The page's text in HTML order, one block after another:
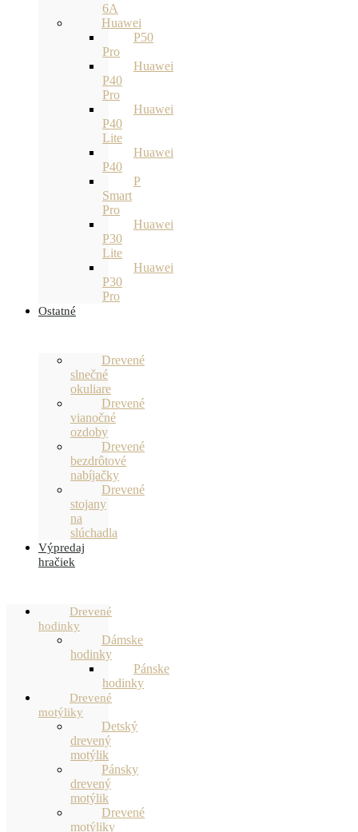
6A
Huawei
P50
Pro
Huawei
P40
Pro
Huawei
P40
Lite
Huawei
P40
P
Smart
Pro
Huawei
P30
Lite
Huawei
P30
Pro
Ostatné
Drevené
slnečné
okuliare
Drevené
vianočné
ozdoby
Drevené
bezdrôtové
nabíjačky
Drevené
stojany
na
slúchadla
Výpredaj
hračiek
Drevené
hodinky
Dámske
hodinky
Pánske
hodinky
Drevené
motýliky
Detský
drevený
motýlik
Pánsky
drevený
motýlik
Drevené
motýliky